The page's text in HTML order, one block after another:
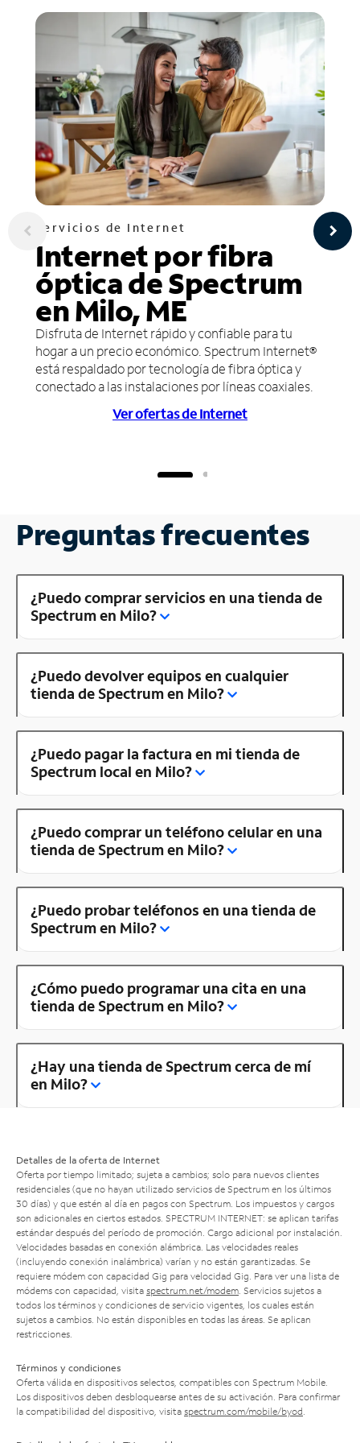
Servicios de Internet
Internet por fibra
óptica de Spectrum
en Milo, ME
Disfruta de Internet rápido y confiable para tu
hogar a un precio económico. Spectrum Internet®
está respaldado por tecnología de fibra óptica y
conectado a las instalaciones por líneas coaxiales.
Ver ofertas de Internet
Preguntas frecuentes
¿Puedo comprar servicios en una tienda de
Spectrum en Milo?
¿Puedo devolver equipos en cualquier
tienda de Spectrum en Milo?
¿Puedo pagar la factura en mi tienda de
Spectrum local en Milo?
¿Puedo comprar un teléfono celular en una
tienda de Spectrum en Milo?
¿Puedo probar teléfonos en una tienda de
Spectrum en Milo?
¿Cómo puedo programar una cita en una
tienda de Spectrum en Milo?
¿Hay una tienda de Spectrum cerca de mí
en Milo?
Detalles de la oferta de Internet
Oferta por tiempo limitado; sujeta a cambios; solo para nuevos clientes
residenciales (que no hayan utilizado servicios de Spectrum en los últimos
30 días) y que estén al día en pagos con Spectrum. Los impuestos y cargos
son adicionales en ciertos estados. SPECTRUM INTERNET: se aplican tarifas
estándar después del período de promoción. Cargo adicional por instalación.
Velocidades basadas en conexión alámbrica. Las velocidades reales
(incluyendo conexión inalámbrica) varían y no están garantizadas. Se
requiere módem con capacidad Gig para velocidad Gig. Para ver una lista de
módems con capacidad, visita spectrum.net/modem . Servicios sujetos a
todos los términos y condiciones de servicio vigentes, los cuales están
sujetos a cambios. No están disponibles en todas las áreas. Se aplican
restricciones.
Términos y condiciones
Oferta válida en dispositivos selectos, compatibles con Spectrum Mobile.
Los dispositivos deben desbloquearse antes de su activación. Para confirmar
la compatibilidad del dispositivo, visita spectrum.com/mobile/byod